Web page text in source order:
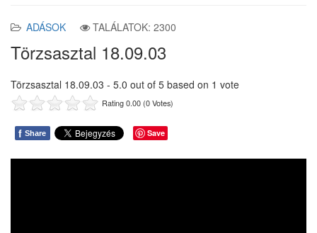
ADÁSOK TALÁLATOK: 2300
Törzsasztal 18.09.03
Törzsasztal 18.09.03 - 5.0 out of 5 based on 1 vote
Rating 0.00 (0 Votes)
f Share Save